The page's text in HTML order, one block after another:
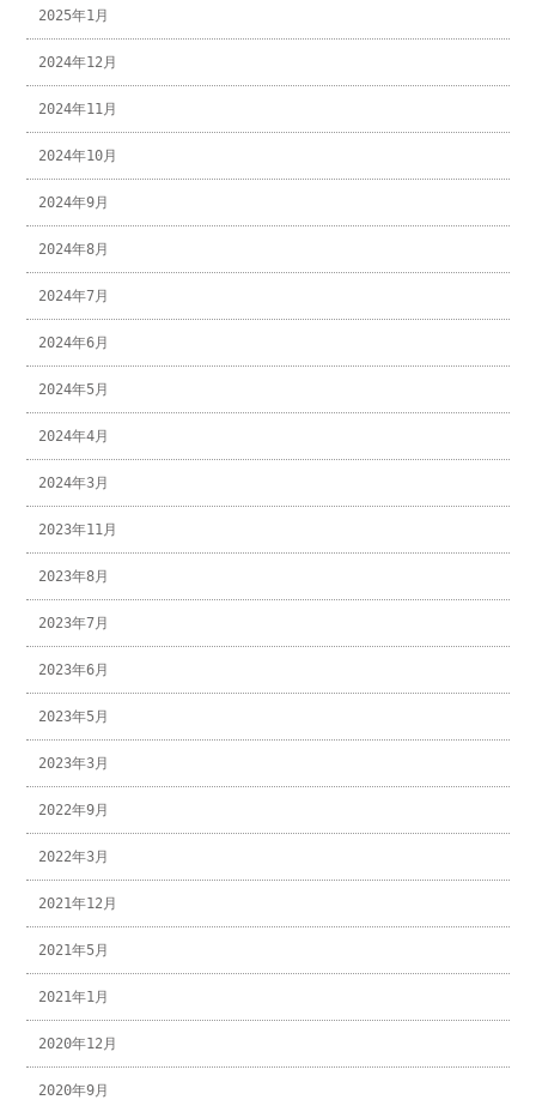
2025年1月
2024年12月
2024年11月
2024年10月
2024年9月
2024年8月
2024年7月
2024年6月
2024年5月
2024年4月
2024年3月
2023年11月
2023年8月
2023年7月
2023年6月
2023年5月
2023年3月
2022年9月
2022年3月
2021年12月
2021年5月
2021年1月
2020年12月
2020年9月